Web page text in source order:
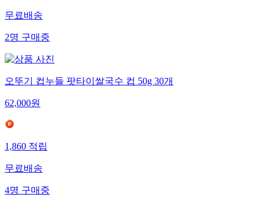
무료배송
2명 구매중
오뚜기 컵누들 팟타이쌀국수 컵 50g 30개
62,000원
1,860 적립
무료배송
4명 구매중